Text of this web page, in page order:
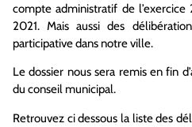
compte administratif de
2021. Mais aussi des
participative dans notre ville.
Le dossier nous sera remis en fin
du conseil municipal.
Retrouvez ci dessous la liste des